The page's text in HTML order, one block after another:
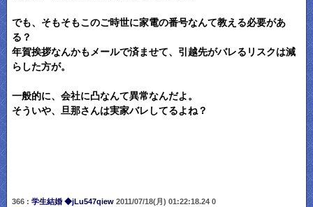
でも、そもそもこのご時世に家電の番号なんて教える必要があ
る？
年賀挨拶なんかもメールで済ませて、引越先がバレるリスクは減
らした方が。
一般的に、会社に凸なんて異常なんだよ。
そういや、旦那さんは実家バレしてるよね？
366 : 学生結婚 ◆jLu547qiew 2011/07/18(月) 01:22:18.24 0